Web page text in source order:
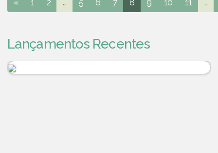
« 1 2 ... 5 6 7 8 9 10 11 ...
Lançamentos Recentes